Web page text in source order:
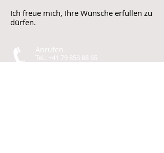
Ich freue mich, Ihre Wünsche erfüllen zu
dürfen.
Anrufen
Tel.: +41 79 853 88 65